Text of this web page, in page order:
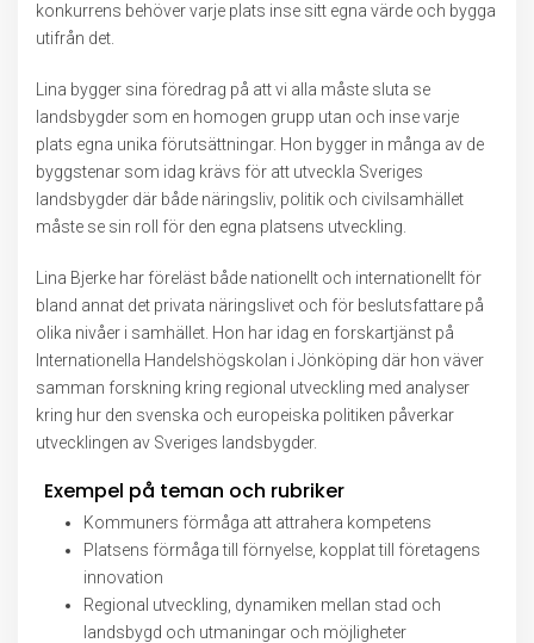
konkurrens behöver varje plats inse sitt egna värde och bygga
utifrån det.
Lina bygger sina föredrag på att vi alla måste sluta se
landsbygder som en homogen grupp utan och inse varje
plats egna unika förutsättningar. Hon bygger in många av de
byggstenar som idag krävs för att utveckla Sveriges
landsbygder där både näringsliv, politik och civilsamhället
måste se sin roll för den egna platsens utveckling.
Lina Bjerke har föreläst både nationellt och internationellt för
bland annat det privata näringslivet och för beslutsfattare på
olika nivåer i samhället. Hon har idag en forskartjänst på
Internationella Handelshögskolan i Jönköping där hon väver
samman forskning kring regional utveckling med analyser
kring hur den svenska och europeiska politiken påverkar
utvecklingen av Sveriges landsbygder.
Exempel på teman och rubriker
Kommuners förmåga att attrahera kompetens
Platsens förmåga till förnyelse, kopplat till företagens
innovation
Regional utveckling, dynamiken mellan stad och
landsbygd och utmaningar och möjligheter